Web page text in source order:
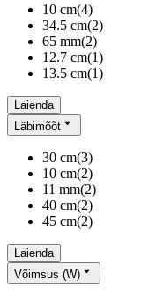
10 cm(4)
34.5 cm(2)
65 mm(2)
12.7 cm(1)
13.5 cm(1)
Laienda
Läbimõõt
30 cm(3)
10 cm(2)
11 mm(2)
40 cm(2)
45 cm(2)
Laienda
Võimsus (W)